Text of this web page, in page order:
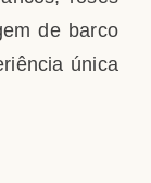
de barco
única